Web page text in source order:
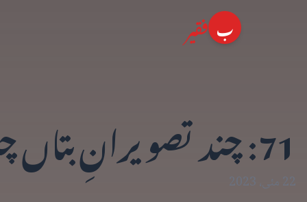
ب فقیر
71: چند تصویرانِ بتاں چند حسینوں کے خطوط
22 مئی، 2023